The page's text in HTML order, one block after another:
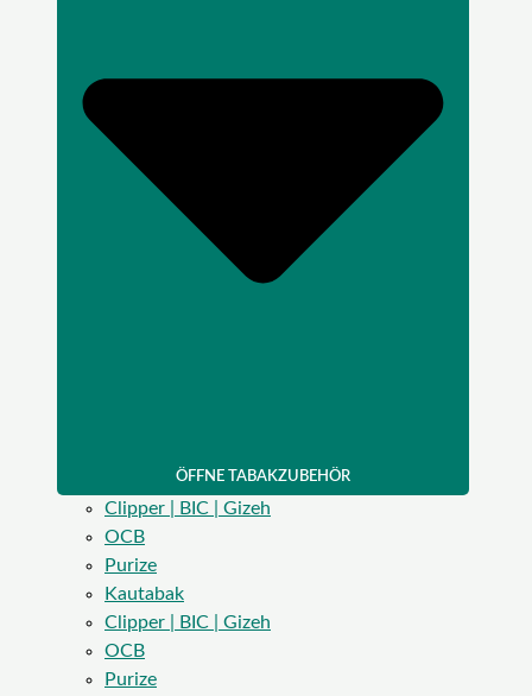
ÖFFNE TABAKZUBEHÖR
Clipper | BIC | Gizeh
OCB
Purize
Kautabak
Clipper | BIC | Gizeh
OCB
Purize